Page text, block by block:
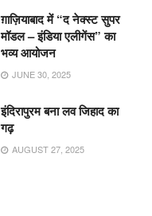
ग़ाज़ियाबाद में “द नेक्स्ट सुपर
मॉडल – इंडिया एलीगेंस” का
भव्य आयोजन
JUNE 30, 2025
इंदिरापुरम बना लव जिहाद का
गढ़
AUGUST 27, 2025